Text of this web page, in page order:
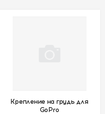
Крепление на грудь для
GoPro